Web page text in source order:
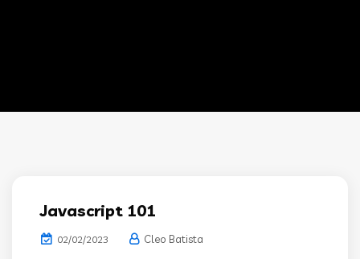
Javascript 101
02/02/2023 Cleo Batista